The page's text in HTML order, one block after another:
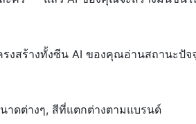
รงสร้างทั้งซีน AI ของคุณอ่านสถานะปั
าดต่างๆ, สีที่แตกต่างตามแบรนด์